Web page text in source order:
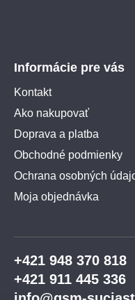
Informácie pre vás
Kontakt
Ako nakupovať
Doprava a platba
Obchodné podmienky
Ochrana osobných
Moja objednávka
+421 948 370 818
+421 911 445 336